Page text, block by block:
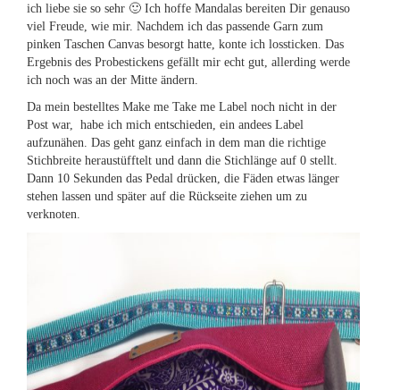
ich liebe sie so sehr 🙂 Ich hoffe Mandalas bereiten Dir genauso
viel Freude, wie mir. Nachdem ich das passende Garn zum
pinken Taschen Canvas besorgt hatte, konte ich lossticken. Das
Ergebnis des Probestickens gefällt mir echt gut, allerding werde
ich noch was an der Mitte ändern.
Da mein bestelltes Make me Take me Label noch nicht in der
Post war, habe ich mich entschieden, ein andees Label
aufzunähen. Das geht ganz einfach in dem man die richtige
Stichbreite heraustüfftelt und dann die Stichlänge auf 0 stellt.
Dann 10 Sekunden das Pedal drücken, die Fäden etwas länger
stehen lassen und später auf die Rückseite ziehen um zu
verknoten.